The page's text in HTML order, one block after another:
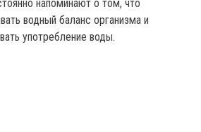
напоминают о том, что
водный баланс организма и
употребление воды.